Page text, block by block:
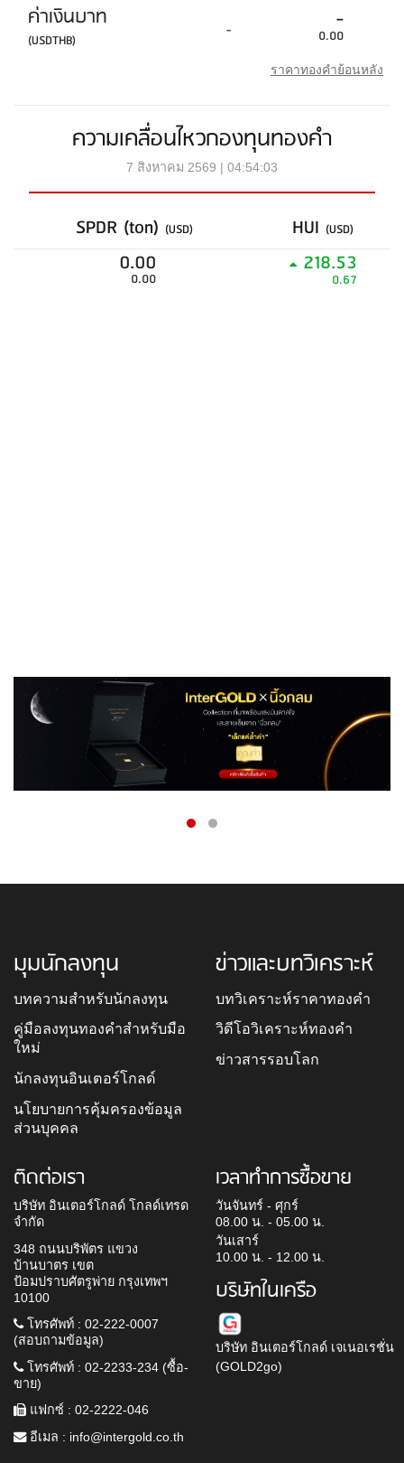
ค่าเงินบาท
(USDTHB) - -
0.00
ราคาทองคำย้อนหลัง
ความเคลื่อนไหวกองทุนทองคำ
7 สิงหาคม 2569 | 04:54:03
SPDR (ton) (USD) HUI (USD)
0.00
0.00
218.53
0.67
มุมนักลงทุน
บทความสำหรับนักลงทุน
คู่มือลงทุนทองคำสำหรับมือ
ใหม่
นักลงทุนอินเตอร์โกลด์
นโยบายการคุ้มครองข้อมูล
ส่วนบุคคล
ข่าวและบทวิเคราะห์
บทวิเคราะห์ราคาทองคำ
วิดีโอวิเคราะห์ทองคำ
ข่าวสารรอบโลก
ติดต่อเรา
บริษัท อินเตอร์โกลด์ โกลด์เทรด
จำกัด
348 ถนนบริพัตร แขวง
บ้านบาตร เขต
ป้อมปราบศัตรูพ่าย กรุงเทพฯ
10100
โทรศัพท์ : 02-222-0007
(สอบถามข้อมูล)
โทรศัพท์ : 02-2233-234 (ซื้อ-
ขาย)
แฟกซ์ : 02-2222-046
อีเมล : info@intergold.co.th
เวลาทำการซื้อขาย
วันจันทร์ - ศุกร์
08.00 น. - 05.00 น.
วันเสาร์
10.00 น. - 12.00 น.
บริษัทในเครือ
บริษัท อินเตอร์โกลด์ เจเนอเรชั่น
(GOLD2go)